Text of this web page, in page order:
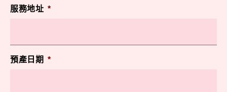
服務地址 *
預產日期 *